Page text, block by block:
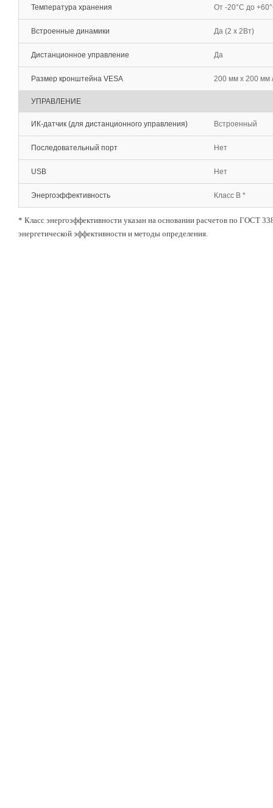
Температура хранения От -20°С до
Встроенные динамики Да (2 х 2Вт)
Дистанционное управление Да
Размер кронштейна VESA 200 мм х 200 мм
УПРАВЛЕНИЕ
ИК-датчик (для дистанционного управления) Встроенный
Последовательный порт Нет
USB Нет
Энергоэффективность Класс B *
* Класс энергоэффективности указан на основании расчетов по ГОСТ
энергетической эффективности и методы определения.